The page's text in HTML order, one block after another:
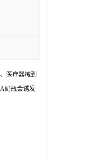
医疗器械到
奶瓶会诱发